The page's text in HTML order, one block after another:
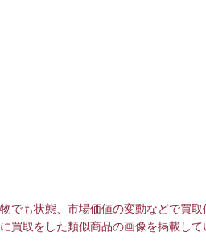
も状態、市場価値の変動などで買取
取をした類似商品の画像を掲載して